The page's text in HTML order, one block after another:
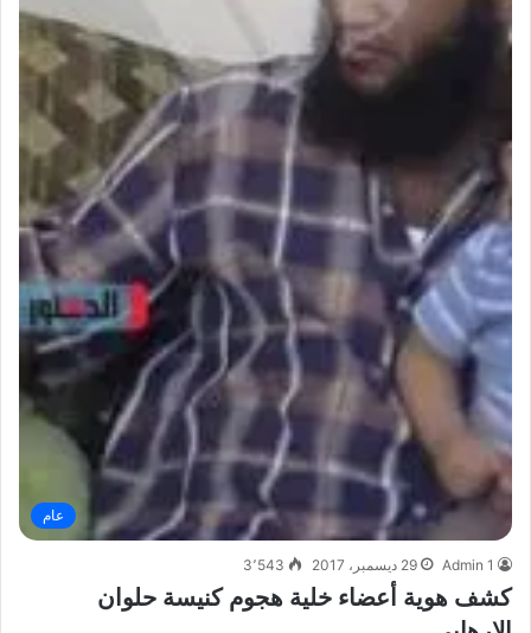
عام
Admin 1 29 ديسمبر، 2017 3٬543
كشف هوية أعضاء خلية هجوم كنيسة حلوان